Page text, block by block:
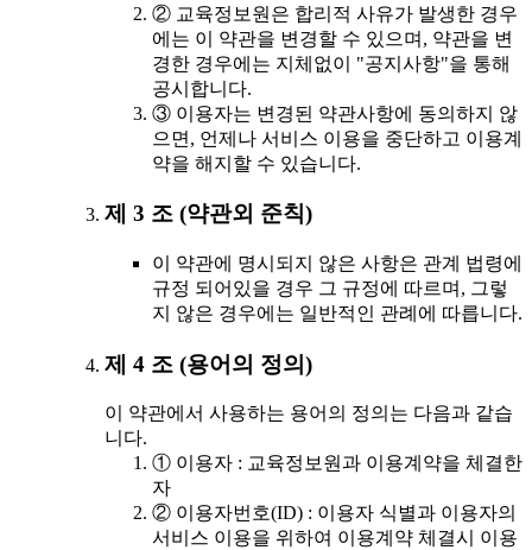
② 교육정보원은 합리적 사유가 발생한 경우
에는 이 약관을 변경할 수 있으며, 약관을 변
경한 경우에는 지체없이 "공지사항"을 통해
공시합니다.
③ 이용자는 변경된 약관사항에 동의하지 않
으면, 언제나 서비스 이용을 중단하고 이용계
약을 해지할 수 있습니다.
제 3 조 (약관외 준칙)
이 약관에 명시되지 않은 사항은 관계 법령에
규정 되어있을 경우 그 규정에 따르며, 그렇
지 않은 경우에는 일반적인 관례에 따릅니다.
제 4 조 (용어의 정의)
이 약관에서 사용하는 용어의 정의는 다음과 같습
니다.
① 이용자 : 교육정보원과 이용계약을 체결한
자
② 이용자번호(ID) : 이용자 식별과 이용자의
서비스 이용을 위하여 이용계약 체결시 이용